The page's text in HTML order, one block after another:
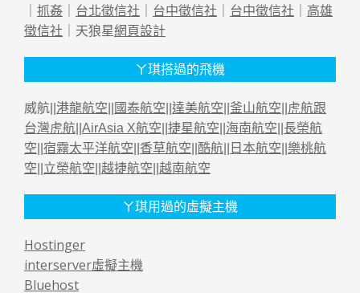
｜ 抓姦 ｜ 台北徵信社 ｜ 台中徵信社 ｜ 台中徵信社 ｜ 高雄
徵信社 ｜天狼星網頁設計
ㄚ琪搭過的飛機
威航|| 港龍航空 國泰航空 達美航空 釜山航空
虎航跟
台灣虎航 AirAsia X航空 捷星航空 海南航空 長榮航
空 宿霧太平洋航空 香草航空 酷航 日本航空 樂桃航
空 立榮航空 越捷航空 越南航空
ㄚ琪用過的虛擬主機
Hostinger
interserver虛擬主機
Bluehost